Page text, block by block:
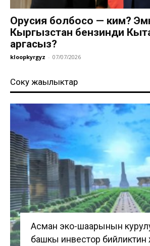
Орусия болбосо — ким?
Кыргызстан бензинди
аргасыз?
kloopkyrgyz - 07/07/2026
Соңку жаңылыктар
Асман эко-шаарынын
башкы инвестор